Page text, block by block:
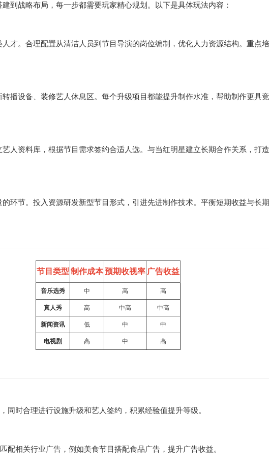
到战略布局，每一步都需要玩家精心规划。以下是具体玩法内容：
才。合理配置从清洁人员到节目导演的岗位编制，优化人力资源结构。重点
播设备、装修艺人休息区。每个升级项目都能提升制作水准，帮助制作更具
人资料库，根据节目需求签约合适人选。与当红明星建立长期合作关系，打
环节。投入资源研发新型节目形式，引进先进制作技术。平衡短期收益与长
节目类型 制作成本 预期收视率 广告收益
音乐选秀 中 高 高
真人秀 高 中高 中高
新闻资讯 低 中 中
电视剧 高 中 高
时合理进行设施升级和艺人签约，积累经验值提升等级。
相关行业广告，例如美食节目搭配食品广告，提升广告收益。